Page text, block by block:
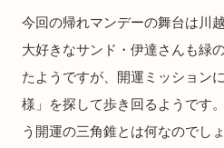
今回の帰れマンデーの舞台は川
大好きなサンド・伊達さんも緑
たようですが、開運ミッション
様」を探して歩き回るようです
う開運の三角錐とは何なのでし